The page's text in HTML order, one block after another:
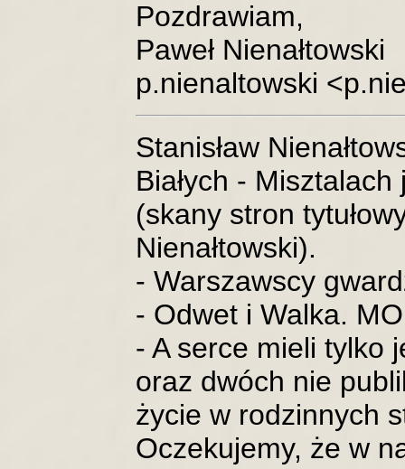
Pozdrawiam,
Paweł Nienałtowski
p.nienaltowski
Stanisław
Białych -
(skany stron
Nienałtowski).
- Warszawscy
- Odwet i Walka.
- A serce mieli tylko
oraz dwóch nie
życie w rodzinnych
Oczekujemy, że w